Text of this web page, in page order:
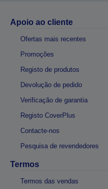
Apoio ao cliente
Ofertas mais recentes
Promoções
Registo de produtos
Devolução de pedido
Verificação de garantia
Registo CoverPlus
Contacte-nos
Pesquisa de revendedores
Termos
Termos das vendas